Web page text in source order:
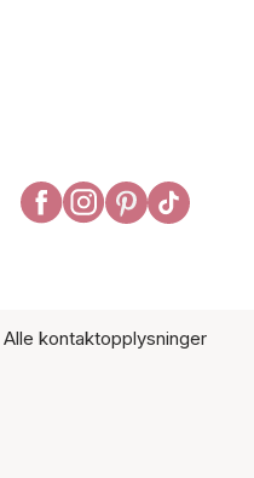
Alle kontaktopplysninger